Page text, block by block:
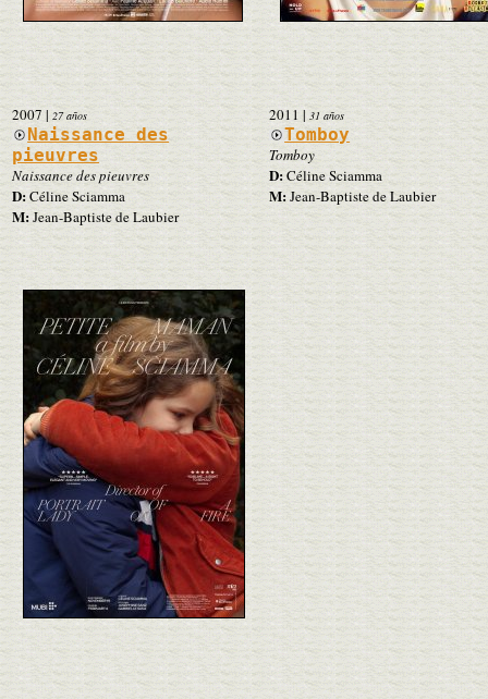
2007 | 27 años
Naissance des
pieuvres
Naissance des pieuvres
D:Céline Sciamma
M:Jean-Baptiste de Laubier
2011 | 31 años
Tomboy
Tomboy
D:Céline Sciamma
M:Jean-Baptiste de Laubier